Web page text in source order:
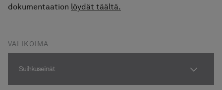
Hanat & tarvikkeet
01 Löydä Moodisi
03 Siirry jälleenmyyjälle
Studio
Etsi jälleenmyyjä
dokumentaation löydät täältä.
VALIKOIMA
Suihkuseinät